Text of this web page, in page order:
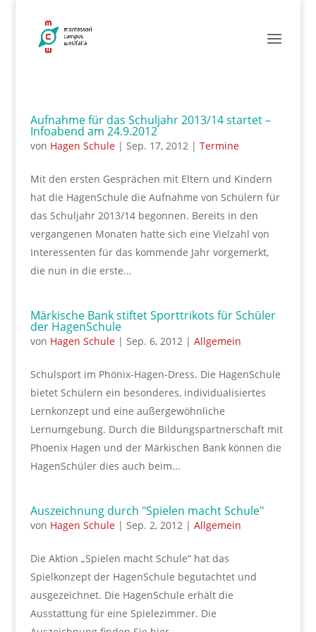
Aufnahme für das Schuljahr 2013/14 startet –
Infoabend am 24.9.2012
von Hagen Schule| Sep. 17, 2012| Termine
Mit den ersten Gesprächen mit Eltern und Kindern
hat die HagenSchule die Aufnahme von Schülern für
das Schuljahr 2013/14 begonnen. Bereits in den
vergangenen Monaten hatte sich eine Vielzahl von
Interessenten für das kommende Jahr vorgemerkt,
die nun in die erste...
Märkische Bank stiftet Sporttrikots für Schüler
der HagenSchule
von Hagen Schule| Sep. 6, 2012| Allgemein
Schulsport im Phönix-Hagen-Dress. Die HagenSchule
bietet Schülern ein besonderes, individualisiertes
Lernkonzept und eine außergewöhnliche
Lernumgebung. Durch die Bildungspartnerschaft mit
Phoenix Hagen und der Märkischen Bank können die
HagenSchüler dies auch beim...
Auszeichnung durch "Spielen macht Schule"
von Hagen Schule| Sep. 2, 2012| Allgemein
Die Aktion „Spielen macht Schule“ hat das
Spielkonzept der HagenSchule begutachtet und
ausgezeichnet. Die HagenSchule erhält die
Ausstattung für eine Spielezimmer. Die